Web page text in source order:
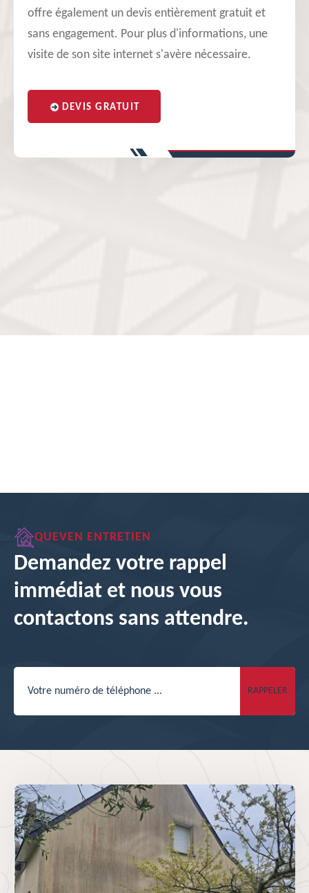
offre également un devis entièrement gratuit et
sans engagement. Pour plus d'informations, une
visite de son site internet s'avère nécessaire.
DEVIS GRATUIT
QUEVEN ENTRETIEN
Demandez votre rappel
immédiat et nous vous
contactons sans attendre.